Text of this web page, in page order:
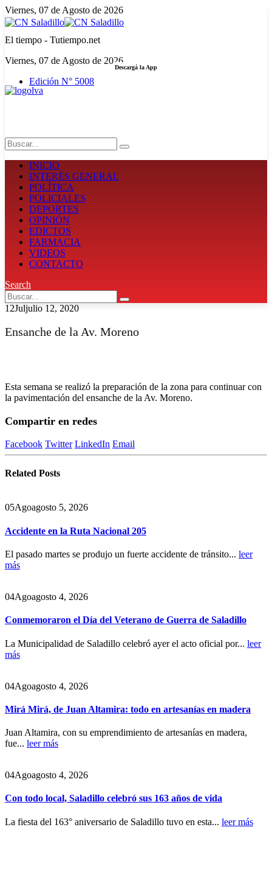
Viernes, 07 de Agosto de 2026
El tiempo - Tutiempo.net
Viernes, 07 de Agosto de 2026
Edición N° 5008
Descargá la App
INICIO
INTERÉS GENERAL
POLÍTICA
POLICIALES
DEPORTES
OPINIÓN
EDICTOS
FARMACIA
VIDEOS
CONTACTO
Search
12Juljulio 12, 2020
Ensanche de la Av. Moreno
Esta semana se realizó la preparación de la zona para continuar con
la pavimentación del ensanche de la Av. Moreno.
Compartir en redes
Facebook Twitter LinkedIn Email
Related Posts
05Agoagosto 5, 2026
Accidente en la Ruta Nacional 205
El pasado martes se produjo un fuerte accidente de tránsito... leer
más
04Agoagosto 4, 2026
Conmemoraron el Día del Veterano de Guerra de Saladillo
La Municipalidad de Saladillo celebró ayer el acto oficial por... leer
más
04Agoagosto 4, 2026
Mirá Mirá, de Juan Altamira: todo en artesanías en madera
Juan Altamira, con su emprendimiento de artesanías en madera,
fue... leer más
04Agoagosto 4, 2026
Con todo local, Saladillo celebró sus 163 años de vida
La fiesta del 163° aniversario de Saladillo tuvo en esta... leer más